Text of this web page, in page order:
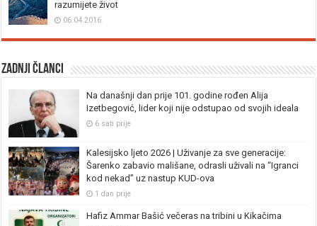
razumijete život
06.04.2016.
Zadnji članci
Na današnji dan prije 101. godine rođen Alija
Izetbegović, lider koji nije odstupao od svojih ideala
6 sati prije
Kalesijsko ljeto 2026 | Uživanje za sve generacije:
Šarenko zabavio mališane, odrasli uživali na “Igranci
kod nekad” uz nastup KUD-ova
1 dan prije
Hafiz Ammar Bašić večeras na tribini u Kikačima